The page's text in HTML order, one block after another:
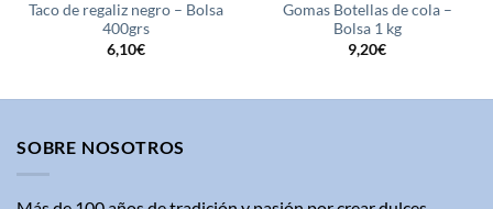
Taco de regaliz negro – Bolsa
400grs
6,10€
Gomas Botellas de cola –
Bolsa 1 kg
9,20€
SOBRE NOSOTROS